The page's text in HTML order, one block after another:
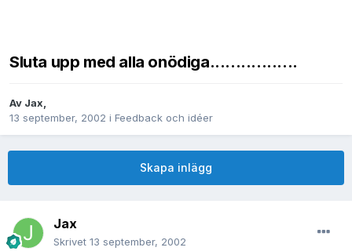
Sluta upp med alla onödiga.................
Av Jax,
13 september, 2002 i Feedback och idéer
Skapa inlägg
Jax
Skrivet 13 september, 2002